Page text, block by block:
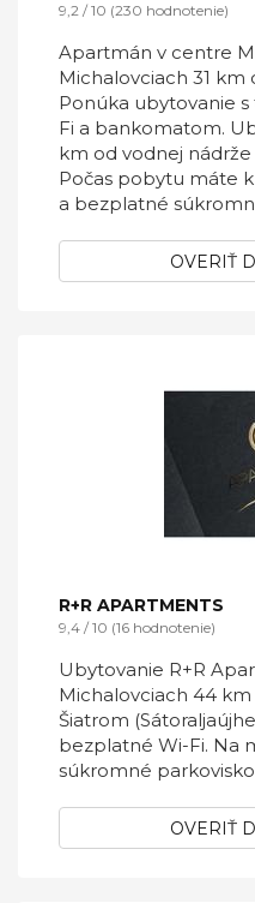
9,2 / 10 (230 hodnotenie)
Apartmán v centre
Michalovciach 31 km
Ponúka ubytovanie
Fi a bankomatom.
km od vodnej nádrže
Počas pobytu máte
a bezplatné
OVERIŤ
R+R APARTMENTS
9,4 / 10 (16 hodnotenie)
Ubytovanie R+R
Michalovciach 44
Šiatrom
bezplatné Wi-Fi. Na
súkromné
OVERIŤ